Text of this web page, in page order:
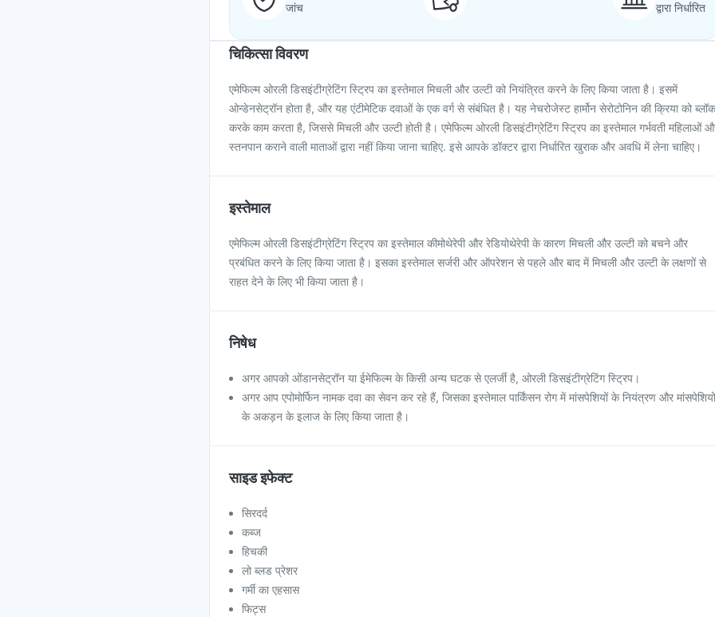
जांच
द्वारा निर्धारित
चिकित्सा विवरण
एमेफिल्म ओरली डिसइंटीग्रेटिंग स्ट्रिप का इस्तेमाल मिचली और उल्टी को नियंत्रित करने के लिए किया जाता है। इसमें
ओन्डेनसेट्रॉन होता है, और यह एंटीमेटिक दवाओं के एक वर्ग से संबंधित है। यह नेचरोजेस्ट हार्मोन सेरोटोनिन की क्रिया को ब्लॉक
करके काम करता है, जिससे मिचली और उल्टी होती है। एमेफिल्म ओरली डिसइंटीग्रेटिंग स्ट्रिप का इस्तेमाल गर्भवती महिलाओं
स्तनपान कराने वाली माताओं द्वारा नहीं किया जाना चाहिए. इसे आपके डॉक्टर द्वारा निर्धारित खुराक और अवधि में लेना चाहिए।
इस्तेमाल
एमेफिल्म ओरली डिसइंटीग्रेटिंग स्ट्रिप का इस्तेमाल कीमोथेरेपी और रेडियोथेरेपी के कारण मिचली और उल्टी को बचने और
प्रबंधित करने के लिए किया जाता है। इसका इस्तेमाल सर्जरी और ऑपरेशन से पहले और बाद में मिचली और उल्टी के लक्षणों से
राहत देने के लिए भी किया जाता है।
निषेध
अगर आपको ओंडानसेट्रॉन या ईमेफिल्म के किसी अन्य घटक से एलर्जी है, ओरली डिसइंटीग्रेटिंग स्ट्रिप।
अगर आप एपोमोर्फिन नामक दवा का सेवन कर रहे हैं, जिसका इस्तेमाल पार्किंसन रोग में मांसपेशियों के नियंत्रण और मांसपेशियों
के अकड़न के इलाज के लिए किया जाता है।
साइड इफेक्ट
सिरदर्द
कब्ज
हिचकी
लो ब्लड प्रेशर
गर्मी का एहसास
फिट्स